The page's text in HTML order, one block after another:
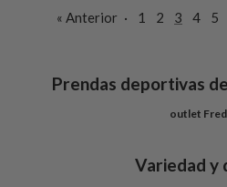
« Anterior · 1 2 3 4 5
Prendas deportivas
outlet
Variedad y